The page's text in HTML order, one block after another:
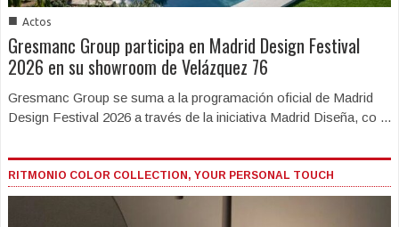
■ Actos
Gresmanc Group participa en Madrid Design Festival
2026 en su showroom de Velázquez 76
Gresmanc Group se suma a la programación oficial de Madrid
Design Festival 2026 a través de la iniciativa Madrid Diseña, co ...
RITMONIO COLOR COLLECTION, YOUR PERSONAL TOUCH